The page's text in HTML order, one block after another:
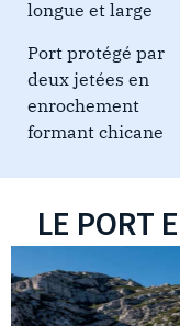
longue et large
Port protégé par
deux jetées en
enrochement
formant chicane
LE PORT